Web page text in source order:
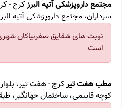
مجتمع داروپزشکی آتیه البرزکرج -
سرداران، مجتمع داروپزشکی آتیه
نوبت های شقایق صفرنیاکان
است
مطب هفت تیرکرج - هفت تیر،
کوچه قاسمی، ساختمان جهانگیر،